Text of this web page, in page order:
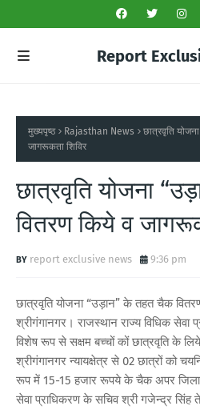
Report
मुख्यपृष्ठ Rajasthan News
छात्रवृति
जागरूकता शिविर
छात्रवृति योजना
वितरण किये व
report exclusive news 9:36 pm
छात्रवृति योजना “उड़ान” के तहत चैक
श्रीगंगानगर। राजस्थान राज्य विधिक सेवा
विशेष रूप से सक्षम बच्चों कों छात्रवृति के
श्रीगंगानगर न्यायक्षेत्र से 02 छात्रों को
रूप में 15-15 हजार रूपये के चैक अपर जिला
सेवा प्राधिकरण के सचिव श्री गजेन्द्र सिंह